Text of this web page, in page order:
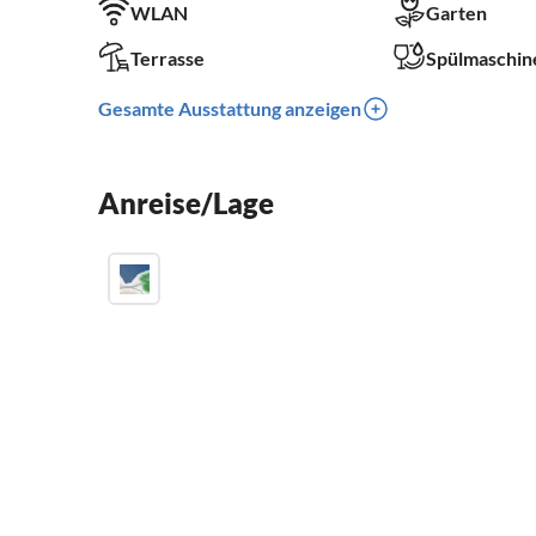
WLAN
Garten
Terrasse
Gesamte Ausstattung anzeigen
Anreise/Lage